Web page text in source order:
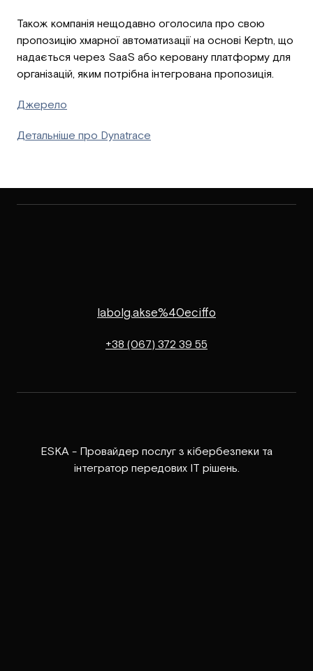
Також компанія нещодавно оголосила про свою
пропозицію хмарної автоматизації на основі Keptn, що
надається через SaaS або керовану платформу для
організацій, яким потрібна інтегрована пропозиція.
Джерело
Детальніше про Dynatrace
labolg.akse%40eciffo
+38 (067) 372 39 55
ESKA - Провайдер послуг з кібербезпеки та
інтегратор передових ІТ рішень.